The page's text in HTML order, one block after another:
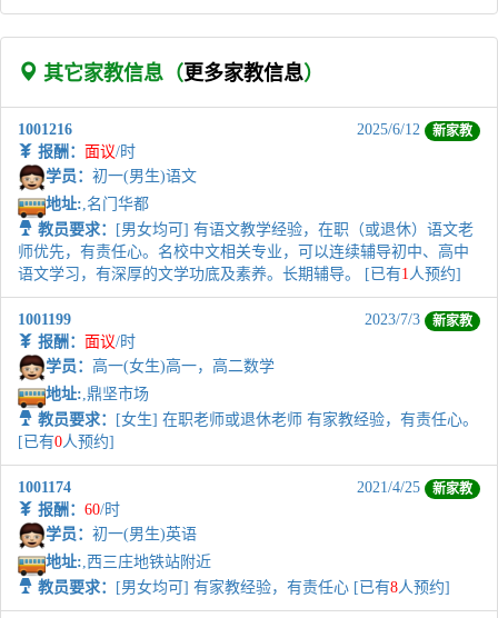
其它家教信息（更多家教信息）
1001216 2025/6/12 新家教
报酬： 面议/时
学员： 初一(男生)语文
地址: ,名门华都
教员要求：
[男女均可] 有语文教学经验，在职（或退休）语文老
师优先，有责任心。名校中文相关专业，可以连续辅导初中、高中
语文学习，有深厚的文学功底及素养。长期辅导。 [已有1人预约]
1001199 2023/7/3 新家教
报酬： 面议/时
学员： 高一(女生)高一，高二数学
地址: ,鼎坚市场
教员要求：
[女生] 在职老师或退休老师 有家教经验，有责任心。
[已有0人预约]
1001174 2021/4/25 新家教
报酬： 60/时
学员： 初一(男生)英语
地址: ,西三庄地铁站附近
教员要求：
[男女均可] 有家教经验，有责任心 [已有8人预约]